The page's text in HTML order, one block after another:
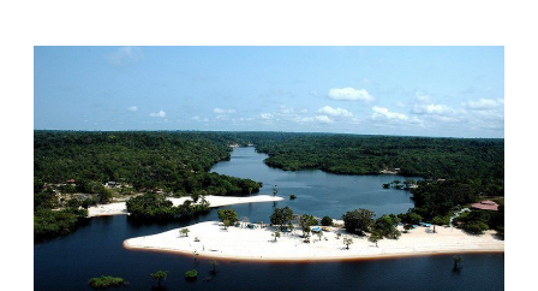
exóticas
do
mundo